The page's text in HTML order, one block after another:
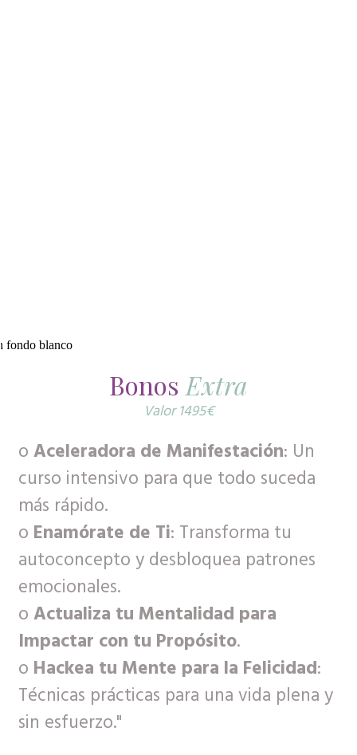
Bonos Extra
Valor 1495€
oAceleradora de Manifestación: Un
curso intensivo para que todo suceda
más rápido.
o Enamórate de Ti: Transforma tu
autoconcepto y desbloquea patrones
emocionales.
oActualiza tu Mentalidad para
Impactar con tu Propósito.
o Hackea tu Mente para la Felicidad:
Técnicas prácticas para una vida plena y
sin esfuerzo."